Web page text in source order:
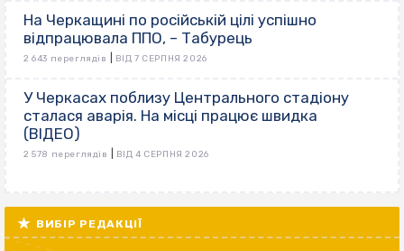
На Черкащині по російській цілі успішно
відпрацювала ППО, – Табурець
2 643 переглядів ВІД 7 СЕРПНЯ 2026
У Черкасах поблизу Центрального стадіону
сталася аварія. На місці працює швидка
(ВІДЕО)
2 578 переглядів ВІД 4 СЕРПНЯ 2026
ВИБІР РЕДАКЦІЇ